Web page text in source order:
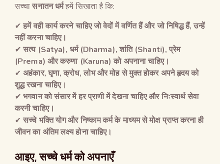
सच्चासनातन धर्महमें सिखाता है कि:
✔हमें वही कार्य करने चाहिए जो वेदों में वर्णित हैं और जो निषिद्ध हैं,उन्हें
नहीं करना चाहिए।
✔सत्य (Satya), धर्म (Dharma), शांति (Shanti),प्रेम
(Prema) और करुणा (Karuna)को अपनाना चाहिए।
✔अहंकार, घृणा,क्रोध, लोभ और मोह से मुक्त होकर अपने हृदय को
शुद्ध रखना चाहिए।
✔भगवान को संसार में हर प्राणी में देखना चाहिए और निःस्वार्थ सेवा
करनी चाहिए।
✔सच्चे भक्ति योग और निष्काम कर्म के माध्यम से मोक्ष प्राप्त करना ही
जीवन का अंतिम लक्ष्य होना चाहिए।
आइए,सच्चे धर्म को अपनाएँ